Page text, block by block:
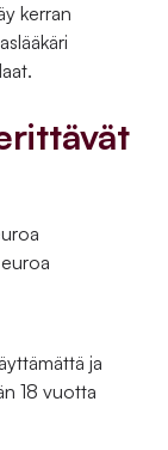
kerran
ja
18 vuotta